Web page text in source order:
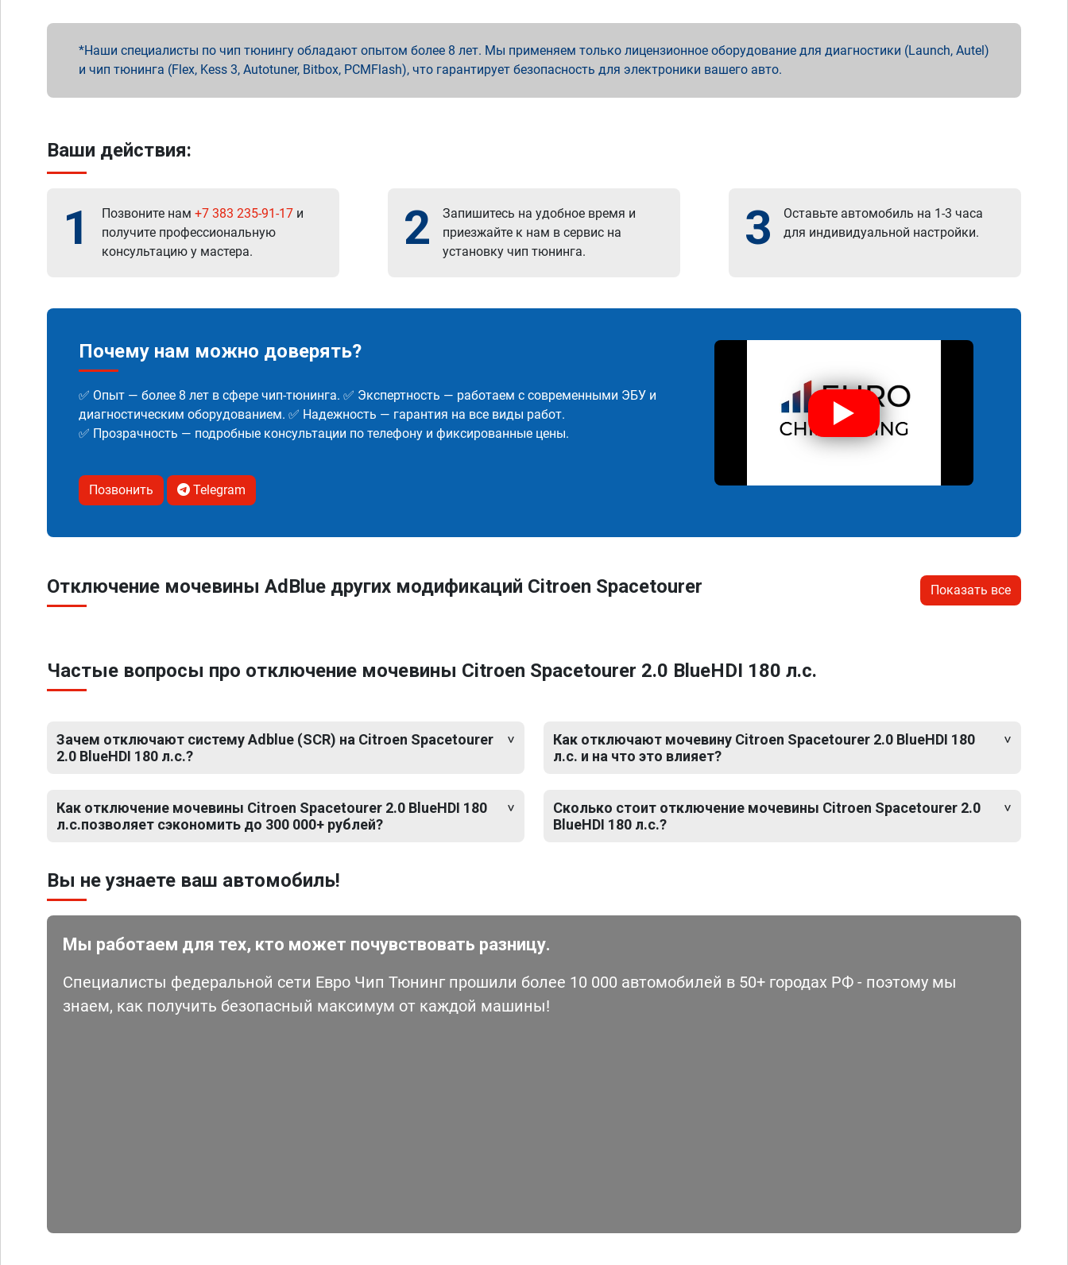
Наши специалисты по чип тюнингу обладают опытом более 8 лет. Мы применяем только лицензионное оборудование для диагностики (Launch, Autel)
и чип тюнинга (Flex, Kess 3, Autotuner, Bitbox, PCMFlash), что гарантирует безопасность для электроники вашего авто.
Ваши действия:
1 Позвоните нам +7 383 235-91-17 и
получите профессиональную
консультацию у мастера.
2
Запишитесь на удобное время и
приезжайте к нам в сервис на
установку чип тюнинга.
3
Оставьте автомобиль на 1-3 часа
для индивидуальной настройки.
Почему нам можно доверять?
✅ Опыт — более 8 лет в сфере чип-тюнинга. ✅ Экспертность — работаем с современными ЭБУ и
диагностическим оборудованием. ✅ Надежность — гарантия на все виды работ.
✅ Прозрачность — подробные консультации по телефону и фиксированные цены.
Позвонить Telegram
Отключение мочевины AdBlue других модификаций Citroen Spacetourer Показать все
Частые вопросы про отключение мочевины Citroen Spacetourer 2.0 BlueHDI 180 л.с.
Зачем отключают систему Adblue (SCR) на Citroen Spacetourer
2.0 BlueHDI 180 л.с.?
Как отключение мочевины Citroen Spacetourer 2.0 BlueHDI 180
л.с.позволяет сэкономить до 300 000+ рублей?
Как отключают мочевину Citroen Spacetourer 2.0 BlueHDI 180
л.с. и на что это влияет?
Сколько стоит отключение мочевины Citroen Spacetourer 2.0
BlueHDI 180 л.с.?
Вы не узнаете ваш автомобиль!
Мы работаем для тех, кто может почувствовать разницу.
Специалисты федеральной сети Евро Чип Тюнинг прошили более 10 000 автомобилей в 50+ городах РФ - поэтому мы
знаем, как получить безопасный максимум от каждой машины!